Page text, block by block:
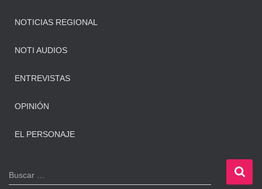
NOTICIAS REGIONAL
NOTI AUDIOS
ENTREVISTAS
OPINIÓN
EL PERSONAJE
B
u
Buscar …